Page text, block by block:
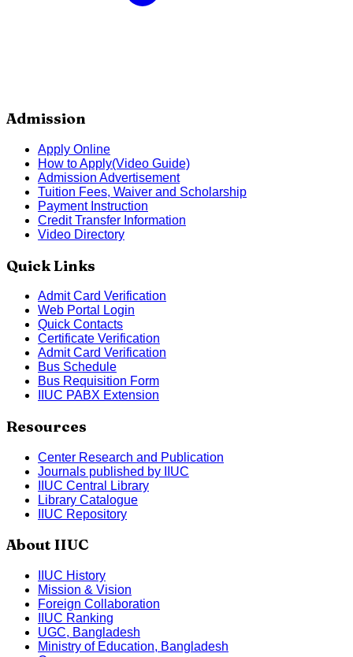
Admission
Apply Online
How to Apply(Video Guide)
Admission Advertisement
Tuition Fees, Waiver and Scholarship
Payment Instruction
Credit Transfer Information
Video Directory
Quick Links
Admit Card Verification
Web Portal Login
Quick Contacts
Certificate Verification
Admit Card Verification
Bus Schedule
Bus Requisition Form
IIUC PABX Extension
Resources
Center Research and Publication
Journals published by IIUC
IIUC Central Library
Library Catalogue
IIUC Repository
About IIUC
IIUC History
Mission & Vision
Foreign Collaboration
IIUC Ranking
UGC, Bangladesh
Ministry of Education, Bangladesh